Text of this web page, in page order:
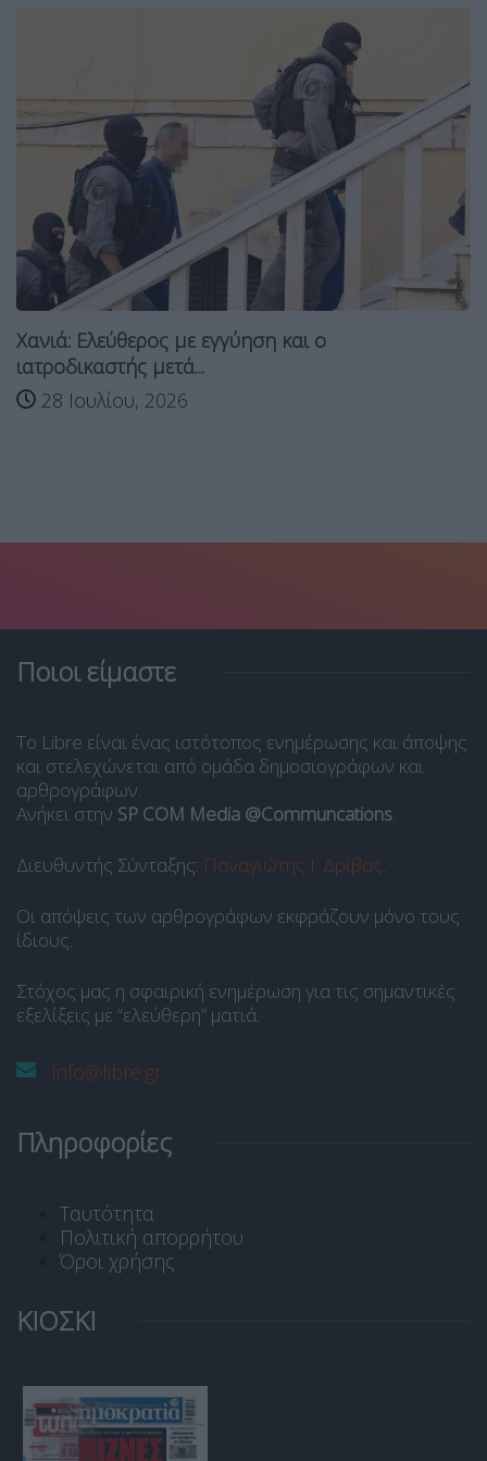
Χανιά: Ελεύθερος με εγγύηση και ο
ιατροδικαστής μετά...
28 Ιουλίου, 2026
Ποιοι είμαστε
Το Libre είναι ένας ιστότοπος ενημέρωσης και άποψης
και στελεχώνεται από ομάδα δημοσιογράφων και
αρθρογράφων.
Ανήκει στην SP COM Media @Communcations.
Διευθυντής Σύνταξης: Παναγιώτης Ι. Δρίβας.
Οι απόψεις των αρθρογράφων εκφράζουν μόνο τους
ίδιους.
Στόχος μας η σφαιρική ενημέρωση για τις σημαντικές
εξελίξεις με “ελεύθερη” ματιά.
info@libre.gr
Πληροφορίες
Ταυτότητα
Πολιτική απορρήτου
Όροι χρήσης
ΚΙΟΣΚΙ